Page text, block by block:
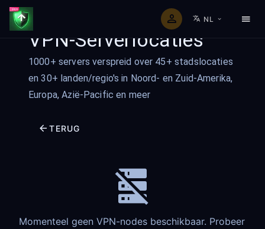
NL
VPN-Serverlocaties
1000+ servers verspreid over 45+ stadslocaties
en 30+ landen/regio's in Noord- en Zuid-Amerika,
Europa, Azië-Pacific en meer
TERUG
Momenteel geen VPN-nodes beschikbaar. Probeer